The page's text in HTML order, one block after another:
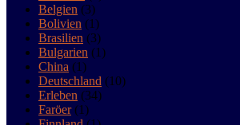
Belgien (3)
Bolivien (1)
Brasilien (3)
Bulgarien (1)
China (1)
Deutschland (10)
Erleben (34)
Faröer(1)